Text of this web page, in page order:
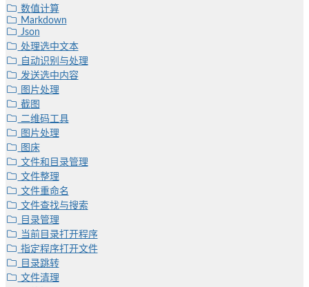
数值计算
Markdown
Json
处理选中文本
自动识别与处理
发送选中内容
图片处理
截图
二维码工具
图片处理
图床
文件和目录管理
文件整理
文件重命名
文件查找与搜索
目录管理
当前目录打开程序
指定程序打开文件
目录跳转
文件清理